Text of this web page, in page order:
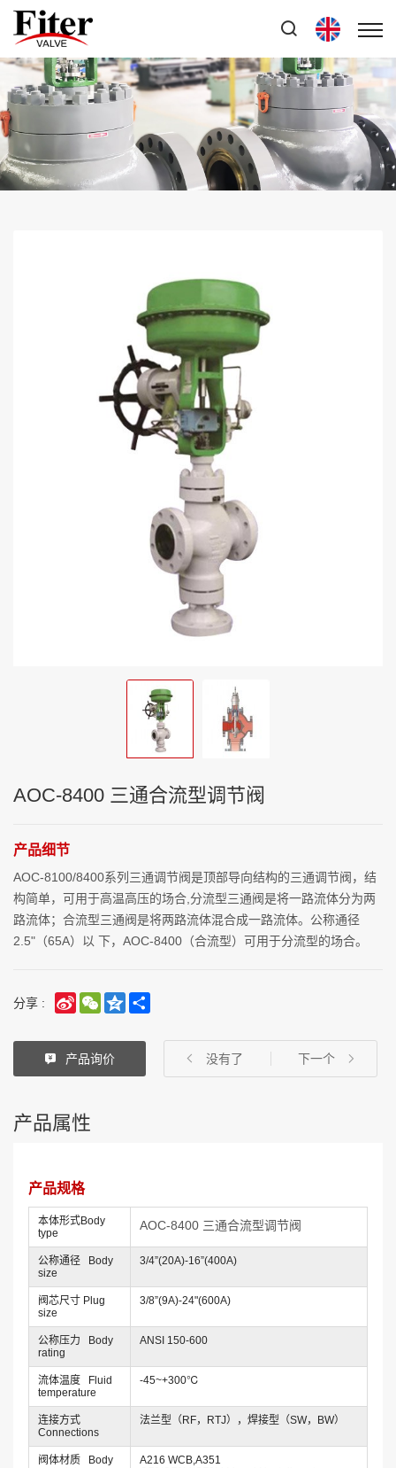
AOC-8400 三通合流型调节阀
产品细节
AOC-8100/8400系列三通调节阀是顶部导向结构的三通调节阀，结
构简单，可用于高温高压的场合,分流型三通阀是将一路流体分为两
路流体；合流型三通阀是将两路流体混合成一路流体。公称通径
2.5"（65A）以 下，AOC-8400（合流型）可用于分流型的场合。
分享 :
Sina
Weibo
WeChat
Qzone
产品询价 没有了 下一个
产品属性
产品规格
本体形式Body
type
AOC-8400 三通合流型调节阀
公称通径 Body
size
3/4”(20A)-16”(400A)
阀芯尺寸 Plug
size
3/8”(9A)-24"(600A)
公称压力 Body
rating
ANSI 150-600
流体温度 Fluid
temperature
-45~+300℃
连接方式
Connections
法兰型（RF，RTJ），焊接型（SW，BW）
阀体材质 Body
A216 WCB,A351